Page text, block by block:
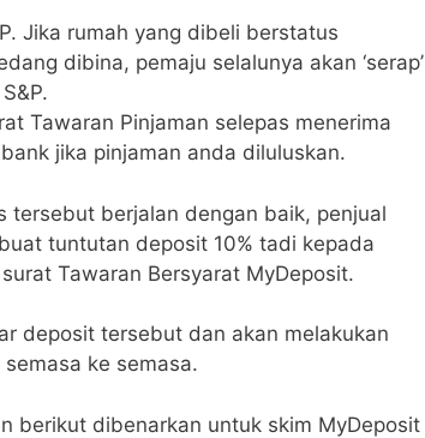
Jika rumah yang dibeli berstatus
dibina, pemaju selalunya akan ‘serap’
Tawaran Pinjaman selepas menerima
bank jika pinjaman anda diluluskan.
tersebut berjalan dengan baik, penjual
tuntutan deposit 10% tadi kepada
Tawaran Bersyarat MyDeposit.
deposit tersebut dan akan melakukan
ke semasa.
berikut dibenarkan untuk skim MyDeposit